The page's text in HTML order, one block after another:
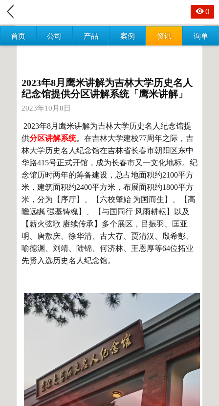
首页 公司 产品 案例 资讯 询单
0
2023年8月鹰米讲解为吉林大学历史名人
纪念馆提供分区讲解系统「鹰米讲解」
2023年10月8日
2023年8月鹰米讲解为吉林大学历史名人纪念馆提
供分区讲解系统。 在吉林大学建校77周年之际，吉
林大学历史名人纪念馆在吉林省长春市朝阳区东中
华路415号正式开馆，成为长春市又一文化地标。纪
念馆历时两年的筹备建设，总占地面积约2100平方
米，建筑面积约2400平方米，布展面积约1800平方
米，分为【序厅】、【六校肇始 为国而生】、【高
瞻远瞩 强基铸魂】、【与国同行 风雨耕耘】以及
【薪火弦歌 赓续传承】多个展区，吕振羽、匡亚
明、唐敖庆、徐华清、古大存、贾清汉、殷希彭、
喻德渊、刘靖、陆锦、何济林、王恩厚等64位拓业
先贤入选历史名 人纪念馆。